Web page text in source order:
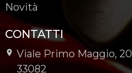
Novità
CONTATTI
Viale Primo Maggio, 20
-
33082